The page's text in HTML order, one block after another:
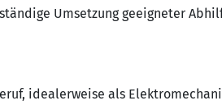
Umsetzung geeigneter
idealerweise als